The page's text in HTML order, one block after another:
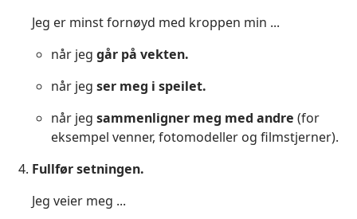
Jeg er minst fornøyd med kroppen min ...
når jeg går på vekten.
når jeg ser meg i speilet.
når jeg sammenligner meg med andre (for
eksempel venner, fotomodeller og filmstjerner).
Fullfør setningen.
Jeg veier meg ...